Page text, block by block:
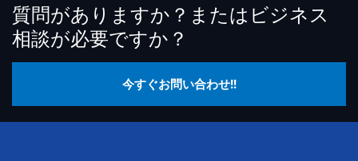
質問がありますか？またはビジネス
相談が必要ですか？
今すぐお問い合わせ!!